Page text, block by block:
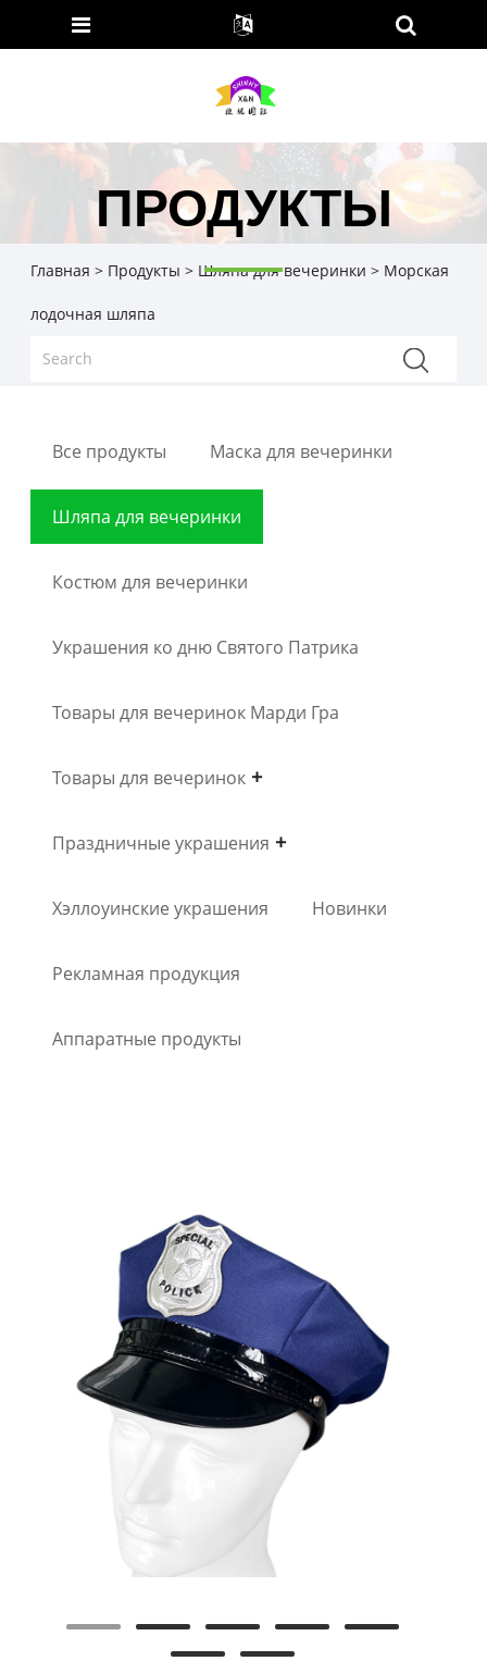
ПРОДУКТЫ
Главная > Продукты > Шляпа для вечеринки > Морская
лодочная шляпа
Все продукты Маска для вечеринки
Шляпа для вечеринки
Костюм для вечеринки
Украшения ко дню Святого Патрика
Товары для вечеринок Марди Гра
Товары для вечеринок
Праздничные украшения
Хэллоуинские украшения Новинки
Рекламная продукция
Аппаратные продукты